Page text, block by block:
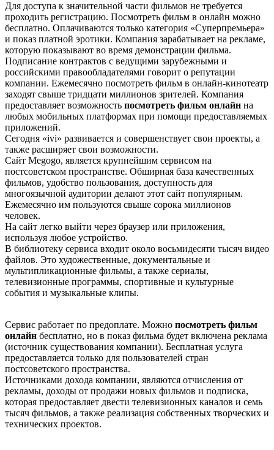
Для доступа к значительной части фильмов не требуется
проходить регистрацию. Посмотреть фильм в онлайн можно
бесплатно. Оплачиваются только категория «Суперпремьера»
и показ платной эротики. Компания зарабатывает на рекламе,
которую показывают во время демонстрации фильма.
Подписание контрактов с ведущими зарубежными и
российскими правообладателями говорит о репутации
компании. Ежемесячно посмотреть фильм в онлайн-кинотеатр
заходят свыше тридцати миллионов зрителей. Компания
предоставляет возможность посмотреть фильм онлайн на
любых мобильных платформах при помощи предоставляемых
приложений.
Сегодня «ivi» развивается и совершенствует свои проекты, а
также расширяет свои возможности.
Сайт Меgоgо, является крупнейшим сервисом на
постсоветском пространстве. Обширная база качественных
фильмов, удобство пользования, доступность для
многоязычной аудитории делают этот сайт популярным.
Ежемесячно им пользуются свыше сорока миллионов
человек.
На сайт легко выйти через браузер или приложения,
используя любое устройство.
В библиотеку сервиса входит около восьмидесяти тысяч видео
файлов. Это художественные, документальные и
мультипликационные фильмы, а также сериалы,
телевизионные программы, спортивные и культурные
события и музыкальные клипы.
Сервис работает по предоплате. Можно посмотреть фильм
онлайн бесплатно, но в показ фильма будет включена реклама
(источник существования компании). Бесплатная услуга
предоставляется только для пользователей стран
постсоветского пространства.
Источниками дохода компании, являются отчисления от
рекламы, доходы от продажи новых фильмов и подписка,
которая предоставляет двести телевизионных каналов и семь
тысяч фильмов, а также реализация собственных творческих и
технических проектов.